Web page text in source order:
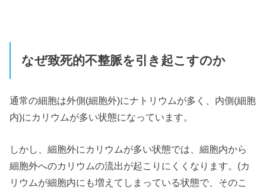
なぜ致死的不整脈を引き起こすのか
通常の細胞は外側(細胞外)にナトリウムが多く、内側(細胞
内)にカリウムが多い状態になっています。
しかし、細胞外にカリウムが多い状態では、細胞内から
細胞外へのカリウムの流出が起こりにくくなります。(カ
リウムが細胞内にも増えてしまっている状態で、そのこ